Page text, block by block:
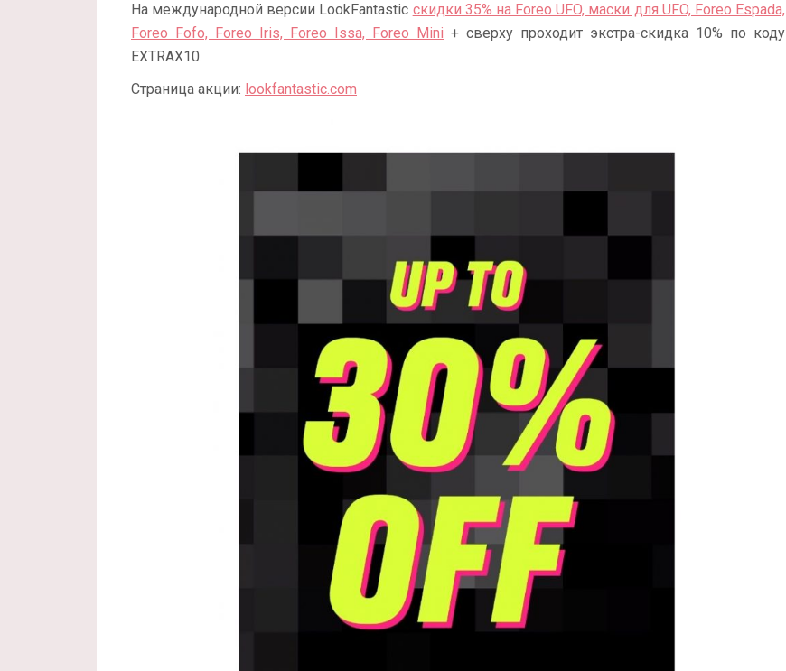
На международной версии LookFantastic скидки 35% на Foreo UFO, маски для UFO, Foreo Espada,
Foreo Fofo, Foreo Iris, Foreo Issa, Foreo Mini + сверху проходит экстра-скидка 10% по коду
EXTRAX10.
Страница акции: lookfantastic.com